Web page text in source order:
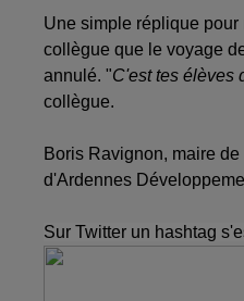
Une simple réplique pour
collègue que le voyage
annulé. "C'est tes élèves
collègue.
Boris Ravignon, maire
d'Ardennes
Sur Twitter un hashtag